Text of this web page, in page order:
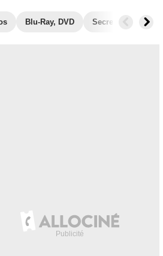
Blu-Ray, DVD Secrets de tournage